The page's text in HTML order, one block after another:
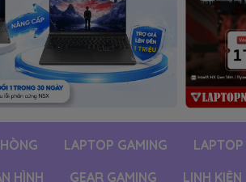
LAPTOP GAMING
HÌNH GEAR GAMING LINH